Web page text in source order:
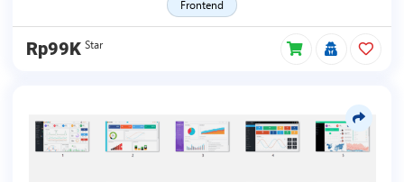
Frontend
Rp99K Star